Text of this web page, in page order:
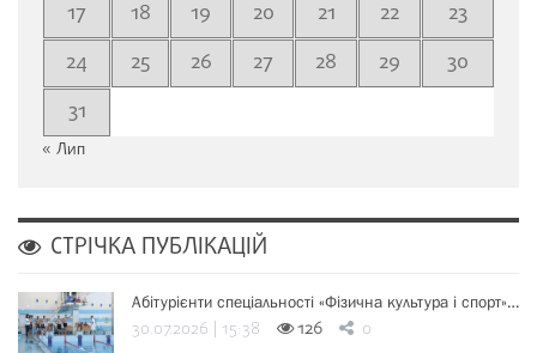
17
18 19 20 21 22
23
24
25 26 27 28 29
30
31
« Лип
СТРІЧКА ПУБЛІКАЦІЙ
Абітурієнти спеціальності «Фізична культура і спорт»…
30.07.2026 | 15:38 126 0